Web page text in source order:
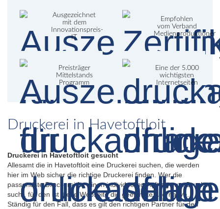
Ausgezeichnet
mit dem
Innovationspreis-
IT
Empfohlen
vom Verband
Medienproduktioner
Preisträger
Mittelstands
Programm
Eine der 5.000
wichtigsten
Internetseiten
Druckerei in Havetoftloit
Druckerei in Havetoftloit gesucht
Allesamt die in Havetoftloit eine Druckerei suchen, die werden
hier im Web sicher die richtige Druckerei finden. Wer die
passendste Druckerei für einen individuellen Auftrag zum Drucken
sucht, für den ist diese Webseite die geeignete Alternative.
Ständig für den Fall, dass es gilt den richtigen Partner für den